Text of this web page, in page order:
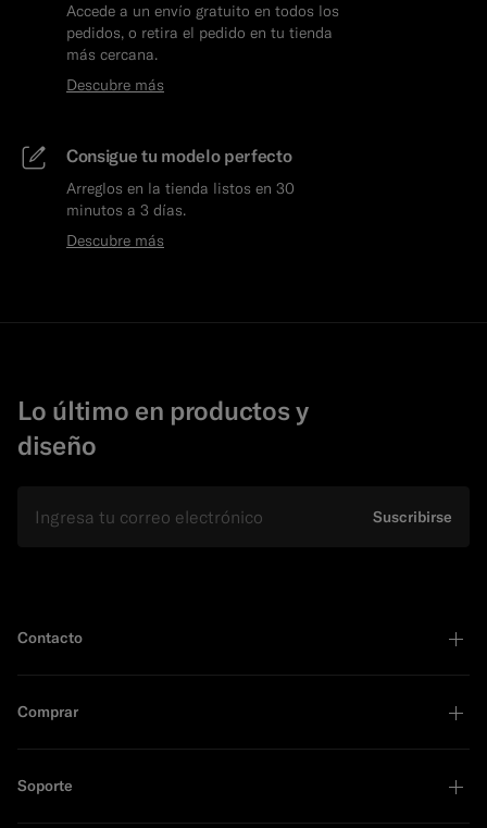
Accede a un envío gratuito en todos los
pedidos, o retira el pedido en tu tienda
más cercana.
Descubre más
Consigue tu modelo perfecto
Arreglos en la tienda listos en 30
minutos a 3 días.
Descubre más
Lo último en productos y
diseño
Suscribirse
Contacto
Comprar
Soporte